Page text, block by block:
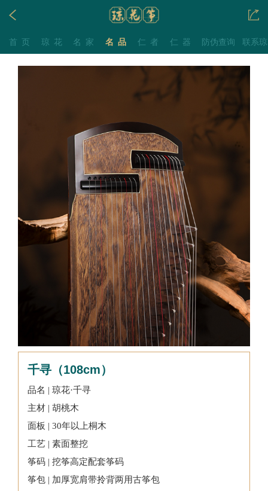
首页 琼花 名家 名品 仁者 仁器 防伪查询 联系
千寻（108cm）
品名 | 琼花·千寻
主材 | 胡桃木
面板 | 30年以上桐木
工艺 | 素面整挖
筝码 | 挖筝高定配套筝码
筝包 | 加厚宽肩带拎背两用古筝包